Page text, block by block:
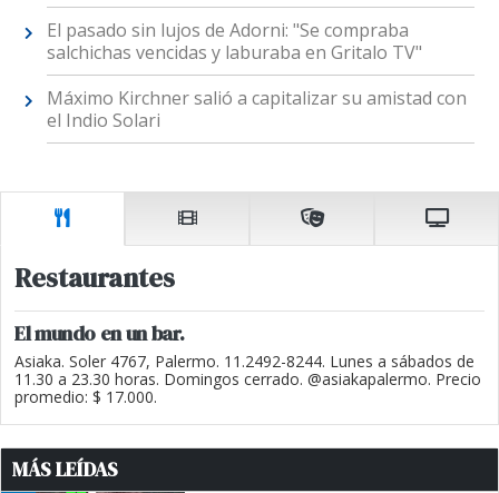
El pasado sin lujos de Adorni: "Se compraba
salchichas vencidas y laburaba en Gritalo TV"
Máximo Kirchner salió a capitalizar su amistad con
el Indio Solari
Restaurantes
El mundo en un bar.
Asiaka. Soler 4767, Palermo. 11.2492-8244. Lunes a sábados de
11.30 a 23.30 horas. Domingos cerrado. @asiakapalermo. Precio
promedio: $ 17.000.
MÁS LEÍDAS